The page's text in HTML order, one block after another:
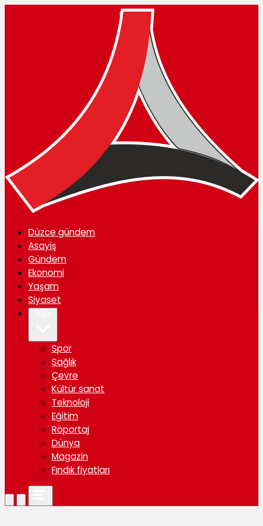
Düzce gündem
Asayiş
Gündem
Ekonomi
Yaşam
Siyaset
Spor
Sağlık
Çevre
Kültür sanat
Teknoloji
Eğitim
Röportaj
Dünya
Magazin
Fındık fiyatları